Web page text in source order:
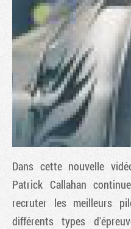
Dans cette nouvelle
Patrick Callahan
recruter les meilleurs
différents types